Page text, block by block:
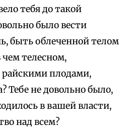
тебя до такой
было вести
быть облеченной телом
телесном,
райскими плодами,
Тебе не довольно было,
в вашей власти,
над всем?